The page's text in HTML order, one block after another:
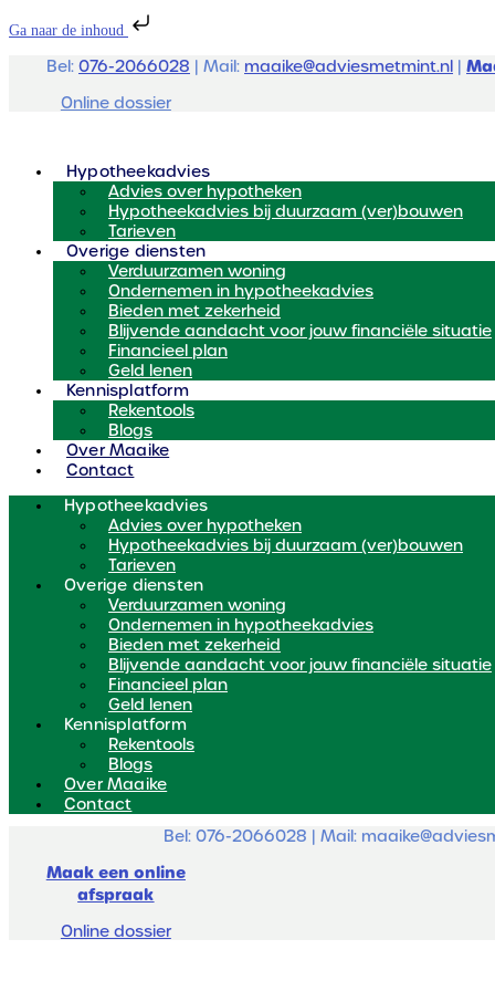
Ga naar de inhoud
Bel: 076-2066028 | Mail: maaike@adviesmetmint.nl |
Online dossier
Hypotheekadvies
Advies over hypotheken
Hypotheekadvies bij duurzaam (ver)bouwen
Tarieven
Overige diensten
Verduurzamen woning
Ondernemen in hypotheekadvies
Bieden met zekerheid
Blijvende aandacht voor jouw financiële situatie
Financieel plan
Geld lenen
Kennisplatform
Rekentools
Blogs
Over Maaike
Contact
Hypotheekadvies
Advies over hypotheken
Hypotheekadvies bij duurzaam (ver)bouwen
Tarieven
Overige diensten
Verduurzamen woning
Ondernemen in hypotheekadvies
Bieden met zekerheid
Blijvende aandacht voor jouw financiële situatie
Financieel plan
Geld lenen
Kennisplatform
Rekentools
Blogs
Over Maaike
Contact
Bel: 076-2066028 | Mail:
Maak een online
afspraak
Online dossier